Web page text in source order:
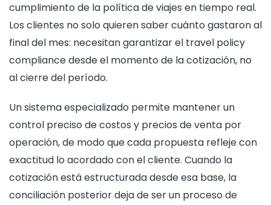
cumplimiento de la política de viajes en tiempo real.
Los clientes no solo quieren saber cuánto gastaron al
final del mes: necesitan garantizar el travel policy
compliance desde el momento de la cotización, no
al cierre del período.
Un sistema especializado permite mantener un
control preciso de costos y precios de venta por
operación, de modo que cada propuesta refleje con
exactitud lo acordado con el cliente. Cuando la
cotización está estructurada desde esa base, la
conciliación posterior deja de ser un proceso de